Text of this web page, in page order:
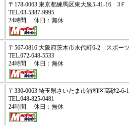
〒178-0063 東京都練馬区東大泉5-41-16 3
TEL.03-5387-9995
24時間 休日：無休
〒567-0816 大阪府茨木市永代町6-2 スポー
TEL.072-648-5533
24時間 休日：無休
〒330-0063 埼玉県さいたま市浦和区高砂2-
TEL.048-825-0481
24時間 休日：無休